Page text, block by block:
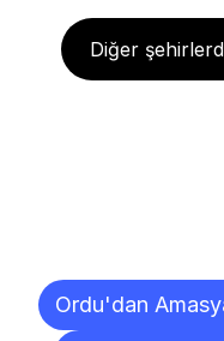
Diğer
Ordu'dan